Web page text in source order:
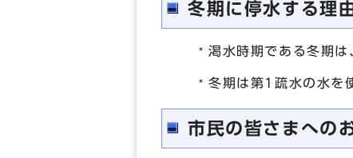
冬期に停水する理
渇水時期である冬期は
冬期は第1疏水の水を
市民の皆さまへの